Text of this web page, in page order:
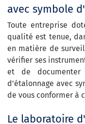
avec symbole
Toute entreprise
qualité est tenue,
en matière de
vérifier ses
et de
d’étalonnage avec
de vous conformer à
Le laboratoire